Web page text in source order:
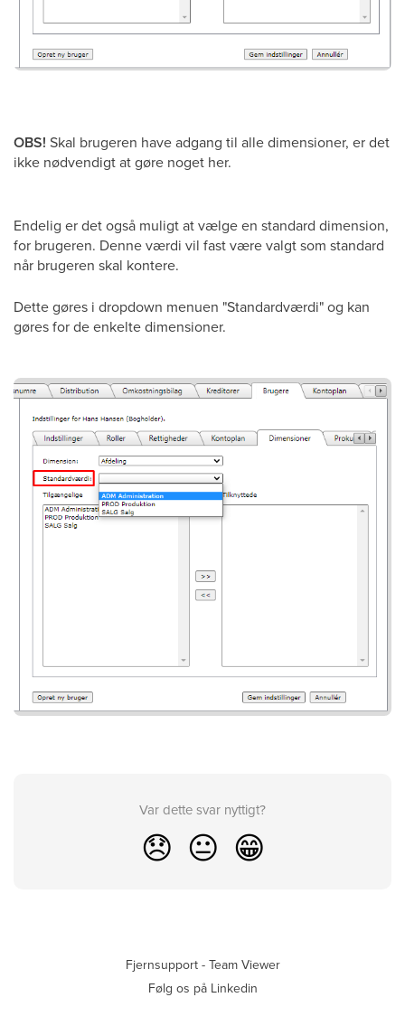
OBS! Skal brugeren have adgang til alle dimensioner, er det
ikke nødvendigt at gøre noget her.
Endelig er det også muligt at vælge en standard dimension,
for brugeren. Denne værdi vil fast være valgt som standard
når brugeren skal kontere.
Dette gøres i dropdown menuen "Standardværdi" og kan
gøres for de enkelte dimensioner.
Var dette svar nyttigt?
😞 😐 😁
Fjernsupport - Team Viewer
Følg os på Linkedin